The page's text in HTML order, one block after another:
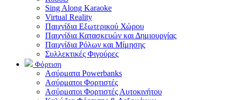
Sing Along Karaoke
Virtual Reality
Παιχνίδια Εξωτερικού Χώρου
Παιχνίδια Κατασκευών και Δημιουργίας
Παιχνίδια Ρόλων και Μίμησης
Συλλεκτικές Φιγούρες
Φόρτιση
Ασύρματα Powerbanks
Aσύρματοι Φορτιστές
Ασύρματοι Φορτιστές Αυτοκινήτου